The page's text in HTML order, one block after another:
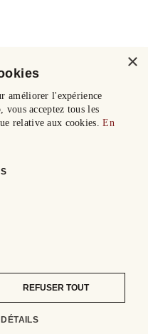
×
améliorer l'expérience
acceptez tous les
relative aux cookies.En
REFUSER TOUT